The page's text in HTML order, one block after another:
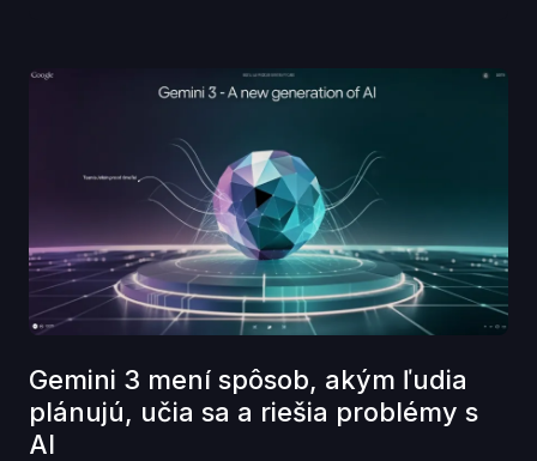
Gemini 3 mení spôsob, akým ľudia
plánujú, učia sa a riešia problémy s
AI